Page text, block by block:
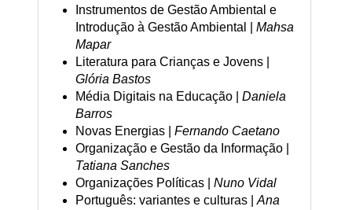
Instrumentos de Gestão Ambiental e
Introdução à Gestão Ambiental | Mahsa
Mapar
Literatura para Crianças e Jovens |
Glória Bastos
Média Digitais na Educação | Daniela
Barros
Novas Energias | Fernando Caetano
Organização e Gestão da Informação |
Tatiana Sanches
Organizações Políticas | Nuno Vidal
Português: variantes e culturas |Ana